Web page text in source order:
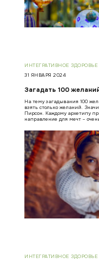
ИНТЕГРАТИВНОЕ ЗДОРОВЬЕ
31 ЯНВАРЯ 2024
Загадать 100
На тему загадывания 100
взять столько желаний.
Пирсон. Каждому архетипу
направление для мечт –
ИНТЕГРАТИВНОЕ ЗДОРОВЬЕ